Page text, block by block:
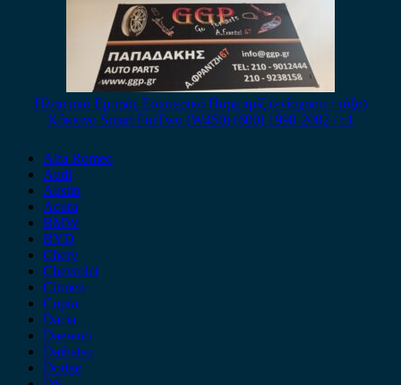
Πλαστικό Εμπρός Εσωτερικό Παρμπρίζ (ενίσχυση / τόξο)
Κόκκινο Smart ForTwo (W450) (600) 1998-2002 / c1
Alfa Romeo
Audi
Austin
Acura
BMW
BYD
Chery
Chevrolet
Citroen
Cupra
Dacia
Daewoo
Daihatsu
Dodge